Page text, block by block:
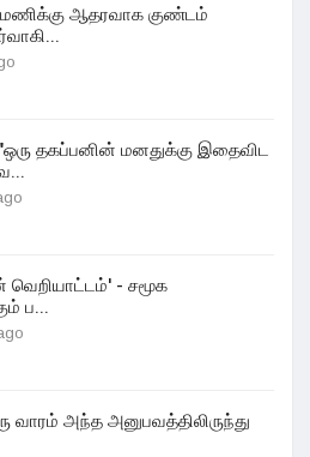
ஆதரவாக குண்டம்
தகப்பனின் மனதுக்கு இதைவிட
வெறியாட்டம்' - சமூக
ப...
வாரம் அந்த அனுபவத்திலிருந்து